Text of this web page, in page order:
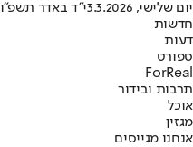
יום שלישי, 3.3.2026
י"ד באדר תשפ"ו
חדשות
דעות
ספורט
ForReal
תרבות ובידור
אוכל
מגזין
אנחנו מגייסים